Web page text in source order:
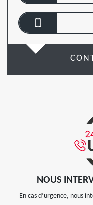
NOUS
En cas d’urgence, nous